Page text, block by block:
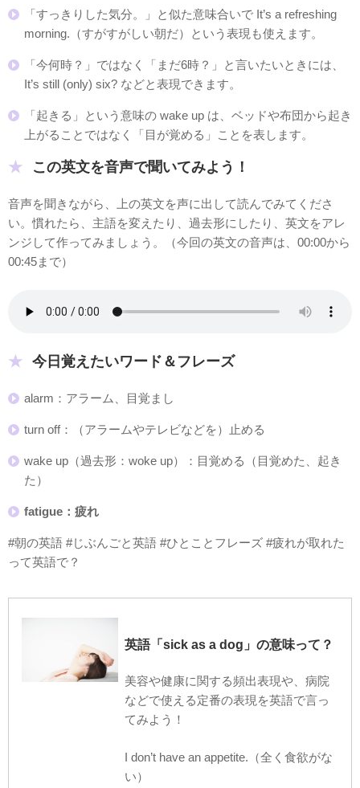
「すっきりした気分。」と似た意味合いで It’s a refreshing
morning.（すがすがしい朝だ）という表現も使えます。
「今何時？」ではなく「まだ6時？」と言いたいときには、
It’s still (only) six? などと表現できます。
「起きる」という意味の wake up は、ベッドや布団から起き
上がることではなく「目が覚める」ことを表します。
この英文を音声で聞いてみよう！
音声を聞きながら、上の英文を声に出して読んでみてくださ
い。慣れたら、主語を変えたり、過去形にしたり、英文をアレ
ンジして作ってみましょう。（今回の英文の音声は、00:00から
00:45まで）
今日覚えたいワード＆フレーズ
alarm：アラーム、目覚まし
turn off：（アラームやテレビなどを）止める
wake up（過去形：woke up）：目覚める（目覚めた、起き
た）
fatigue：疲れ
#朝の英語 #じぶんごと英語 #ひとことフレーズ #疲れが取れた
って英語で？
英語「sick as a dog」の意味って？
美容や健康に関する頻出表現や、病院
などで使える定番の表現を英語で言っ
てみよう！
I don’t have an appetite.（全く食欲がな
い）